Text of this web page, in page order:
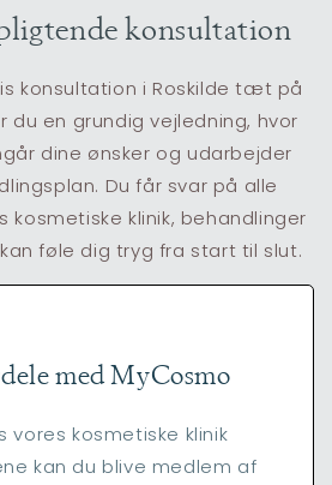
konsultation
konsultation i Roskilde tæt på
du en grundig vejledning, hvor
dine ønsker og udarbejder
Du får svar på alle
kosmetiske klinik, behandlinger
føle dig tryg fra start til slut.
med MyCosmo
vores kosmetiske klinik
kan du blive medlem af